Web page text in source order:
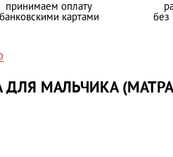
принимаем оплату
банковскими картами без
МАЛЬЧИКА